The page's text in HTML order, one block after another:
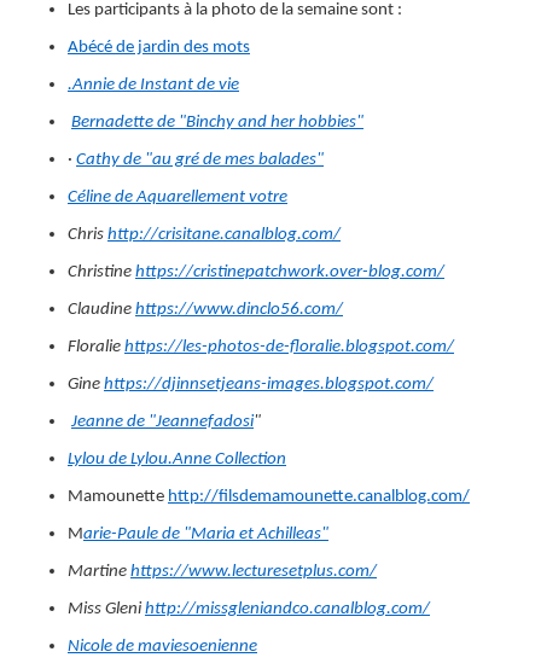
Les participants à la photo de la semaine sont :
Abécé de jardin des mots
.Annie de Instant de vie
Bernadette de "Binchy and her hobbies"
· Cathy de "au gré de mes balades"
Céline de Aquarellement votre
Chris http://crisitane.canalblog.com/
Christine https://cristinepatchwork.over-blog.com/
Claudine https://www.dinclo56.com/
Floralie https://les-photos-de-floralie.blogspot.com/
Gine https://djinnsetjeans-images.blogspot.com/
Jeanne de "Jeannefadosi"
Lylou de Lylou.Anne Collection
Mamounette http://filsdemamounette.canalblog.com/
Marie-Paule de "Maria et Achilleas"
Martine https://www.lecturesetplus.com/
Miss Gleni http://missgleniandco.canalblog.com/
Nicole de maviesoenienne